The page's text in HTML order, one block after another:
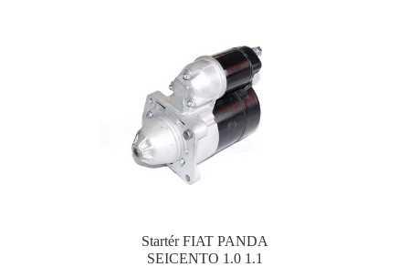
Startér FIAT PANDA
SEICENTO 1.0 1.1